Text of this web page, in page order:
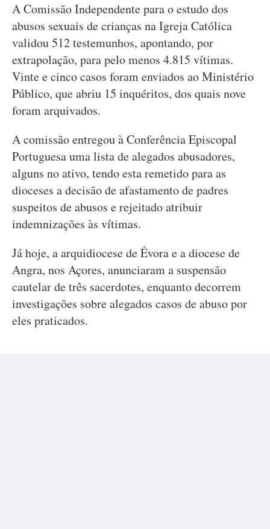
A Comissão Independente para o estudo dos
abusos sexuais de crianças na Igreja Católica
validou 512 testemunhos, apontando, por
extrapolação, para pelo menos 4.815 vítimas.
Vinte e cinco casos foram enviados ao Ministério
Público, que abriu 15 inquéritos, dos quais nove
foram arquivados.
A comissão entregou à Conferência Episcopal
Portuguesa uma lista de alegados abusadores,
alguns no ativo, tendo esta remetido para as
dioceses a decisão de afastamento de padres
suspeitos de abusos e rejeitado atribuir
indemnizações às vítimas.
Já hoje, a arquidiocese de Évora e a diocese de
Angra, nos Açores, anunciaram a suspensão
cautelar de três sacerdotes, enquanto decorrem
investigações sobre alegados casos de abuso por
eles praticados.